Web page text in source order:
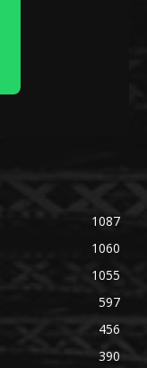
1087
1060
1055
597
456
390